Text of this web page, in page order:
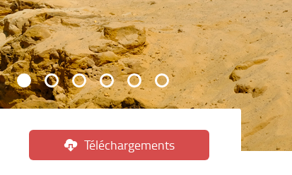
Téléchargements